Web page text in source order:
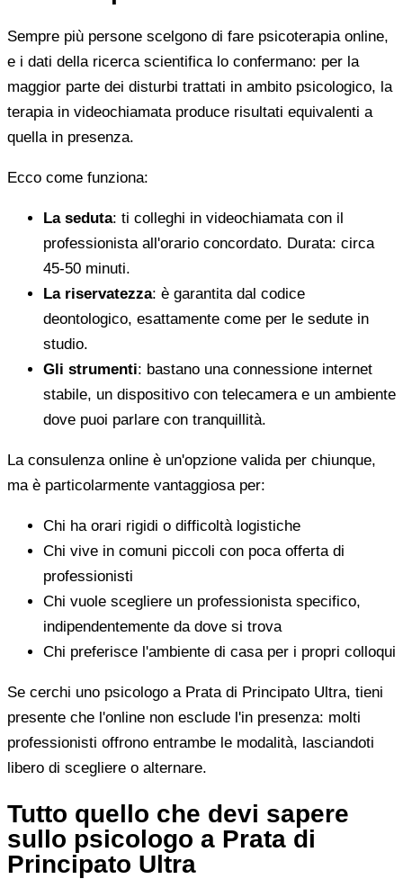
Sempre più persone scelgono di fare psicoterapia online,
e i dati della ricerca scientifica lo confermano: per la
maggior parte dei disturbi trattati in ambito psicologico, la
terapia in videochiamata produce risultati equivalenti a
quella in presenza.
Ecco come funziona:
La seduta: ti colleghi in videochiamata con il
professionista all'orario concordato. Durata: circa
45-50 minuti.
La riservatezza: è garantita dal codice
deontologico, esattamente come per le sedute in
studio.
Gli strumenti: bastano una connessione internet
stabile, un dispositivo con telecamera e un ambiente
dove puoi parlare con tranquillità.
La consulenza online è un'opzione valida per chiunque,
ma è particolarmente vantaggiosa per:
Chi ha orari rigidi o difficoltà logistiche
Chi vive in comuni piccoli con poca offerta di
professionisti
Chi vuole scegliere un professionista specifico,
indipendentemente da dove si trova
Chi preferisce l'ambiente di casa per i propri colloqui
Se cerchi uno psicologo a Prata di Principato Ultra, tieni
presente che l'online non esclude l'in presenza: molti
professionisti offrono entrambe le modalità, lasciandoti
libero di scegliere o alternare.
Tutto quello che devi sapere
sullo psicologo a Prata di
Principato Ultra